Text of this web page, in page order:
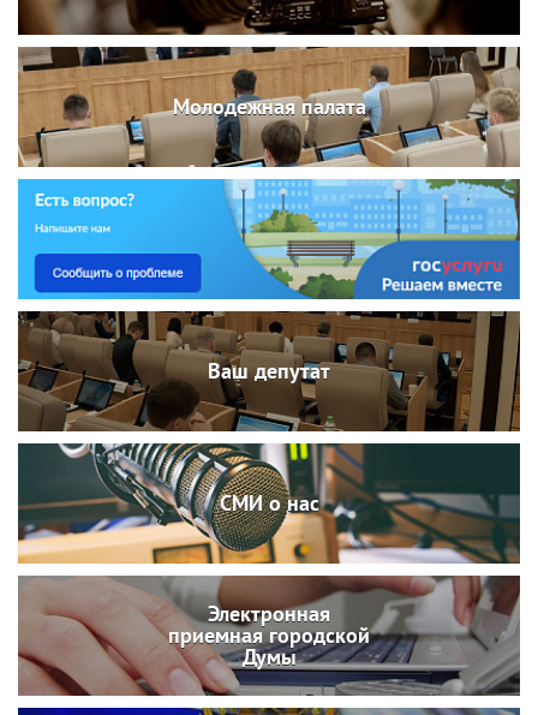
Молодежная палата
Ваш депутат
СМИ о нас
Электронная
приемная городской
Думы